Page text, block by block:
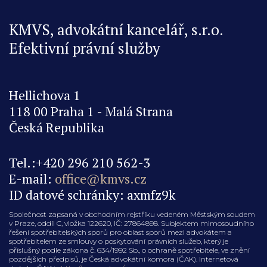
KMVS, advokátní kancelář, s.r.o.
Efektivní právní služby
Hellichova 1
118 00 Praha 1 - Malá Strana
Česká Republika
Tel.:+420 296 210 562-3
E-mail: office@kmvs.cz
ID datové schránky: axmfz9k
Společnost zapsaná v obchodním rejstříku vedeném Městským soudem
v Praze, oddíl C, vložka 122620, IČ: 27864898. Subjektem mimosoudního
řešení spotřebitelských sporů pro oblast sporů mezi advokátem a
spotřebitelem ze smlouvy o poskytování právních služeb, který je
příslušný podle zákona č. 634/1992 Sb., o ochraně spotřebitele, ve znění
pozdějších předpisů, je Česká advokátní komora (ČAK). Internetová